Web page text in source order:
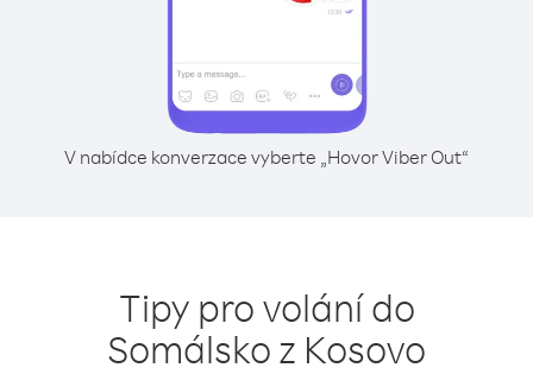
V nabídce konverzace vyberte „Hovor Viber Out“
Tipy pro volání do
Somálsko z Kosovo